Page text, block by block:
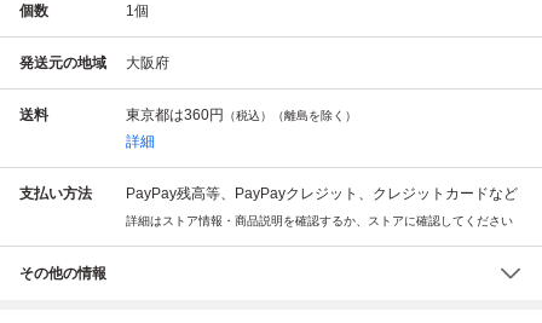
個数 1個
発送元の地域 大阪府
送料 東京都は360円 （税込）（離島を除く）
詳細
支払い方法 PayPay残高等、PayPayクレジット、クレジットカードなど
詳細はストア情報・商品説明を確認するか、ストアに確認してください
その他の情報